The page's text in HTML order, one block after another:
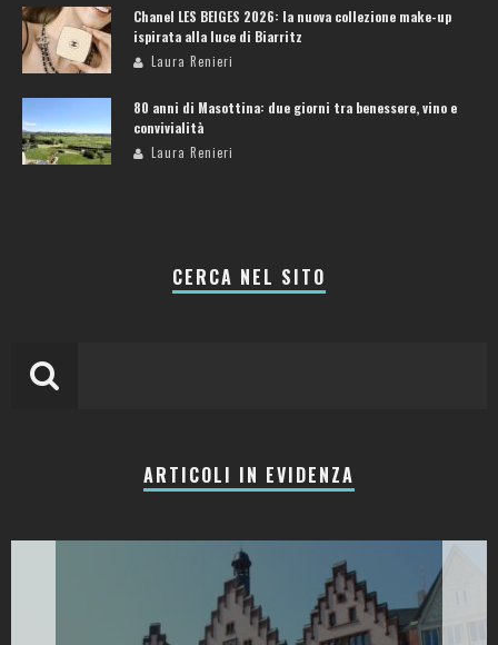
Chanel LES BEIGES 2026: la nuova collezione make-up
ispirata alla luce di Biarritz
Laura Renieri
80 anni di Masottina: due giorni tra benessere, vino e
convivialità
Laura Renieri
CERCA NEL SITO
ARTICOLI IN EVIDENZA